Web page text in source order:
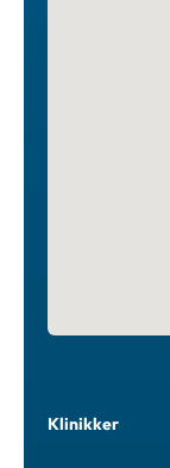
Klinikker